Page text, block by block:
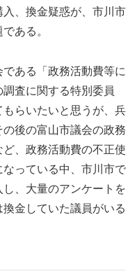
、換金疑惑が、市川市
ある。
ある「政務活動費等に
査に関する特別委員
らいたいと思うが、兵
後の富山市議会の政務
、政務活動費の不正使
っている中、市川市で
、大量のアンケートを
金していた議員がいる